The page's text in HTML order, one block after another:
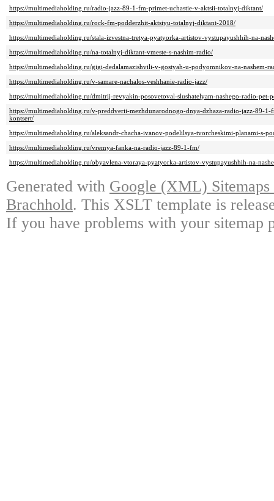
https://multimediaholding.ru/radio-jazz-89-1-fm-primet-uchastie-v-aktsii-totalnyj-diktant/
https://multimediaholding.ru/rock-fm-podderzhit-aktsiyu-totalnyj-diktant-2018/
https://multimediaholding.ru/stala-izvestna-tretya-pyatyorka-artistov-vystupayushhih-na-
https://multimediaholding.ru/na-totalnyj-diktant-vmeste-s-nashim-radio/
https://multimediaholding.ru/gigi-dedalamazishvili-v-gostyah-u-podyomnikov-na-nashem-
https://multimediaholding.ru/v-samare-nachalos-veshhanie-radio-jazz/
https://multimediaholding.ru/dmitrij-revyakin-posovetoval-slushatelyam-nashego-radio-pet-
https://multimediaholding.ru/v-preddverii-mezhdunarodnogo-dnya-dzhaza-radio-jazz-89-
kontsert/
https://multimediaholding.ru/aleksandr-chacha-ivanov-podelilsya-tvorcheskimi-planami-s-
https://multimediaholding.ru/vremya-fanka-na-radio-jazz-89-1-fm/
https://multimediaholding.ru/obyavlena-vtoraya-pyatyorka-artistov-vystupayushhih-na-
Generated with Google (XML)
Brachhold. This XSLT template is
If you have problems with your sitemap